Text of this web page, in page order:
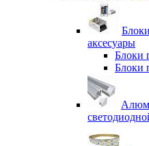
аксесуары
Блоки
Блоки